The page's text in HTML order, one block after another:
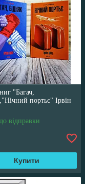
"Багач,
портьє" Ірвін
відправки
Купити